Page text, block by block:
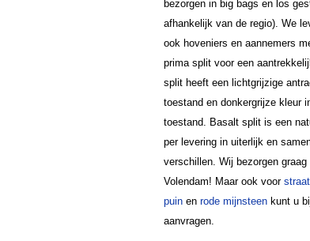
bezorgen in big bags en los
afhankelijk van de regio). We
ook hoveniers en aannemers
prima split voor een
split heeft een lichtgrijzige
toestand en donkergrijze kleur
toestand. Basalt split is een
per levering in uiterlijk en
verschillen. Wij bezorgen
Volendam! Maar ook voor
puin en rode mijnsteen kunt u
aanvragen.